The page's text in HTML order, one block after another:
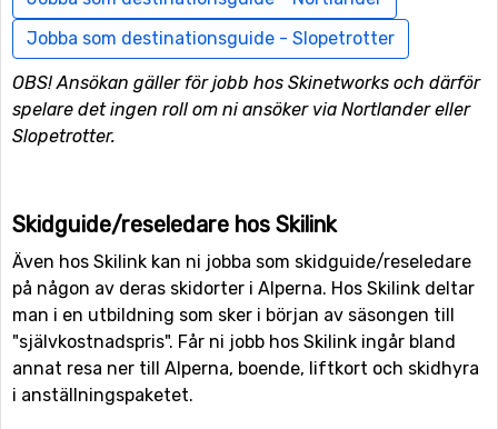
Jobba som destinationsguide - Slopetrotter
OBS! Ansökan gäller för jobb hos Skinetworks och därför
spelare det ingen roll om ni ansöker via Nortlander eller
Slopetrotter.
Skidguide/reseledare hos Skilink
Även hos Skilink kan ni jobba som skidguide/reseledare
på någon av deras skidorter i Alperna. Hos Skilink deltar
man i en utbildning som sker i början av säsongen till
"självkostnadspris". Får ni jobb hos Skilink ingår bland
annat resa ner till Alperna, boende, liftkort och skidhyra
i anställningspaketet.